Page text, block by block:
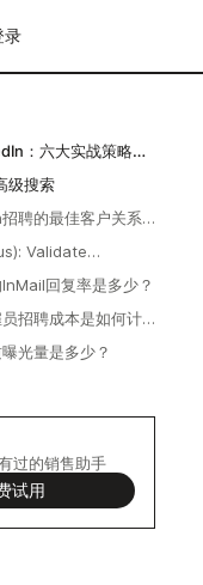
录
：六大实战策略助
级搜索
聘的最佳客户关系
Validate
LinkedIn
回复率是多少？
招聘成本是如何计
光量是多少？
过的销售助手
试用